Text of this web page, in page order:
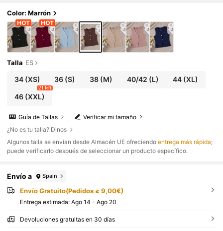
Color: Marrón
Talla ES
34(XS) 36 (S) 38(M) 40/42 (L) 44 (XL)
46(XXL)
21 left
Verificar mi tamaño
Guía de Tallas
¿No es tu talla? Dinos
​Algunos talla se envían desde Almacén UE ofreciendoentrega más rápida;
puede verificarlo después de seleccionar un producto específico.
Envío a Spain
Envío Gratuito(Pedidos ≥ 9,00€)
Entrega estimada: Ago 14 - Ago 20
Devoluciones gratuitas en 30 días